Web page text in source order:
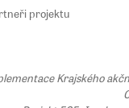
Krajského